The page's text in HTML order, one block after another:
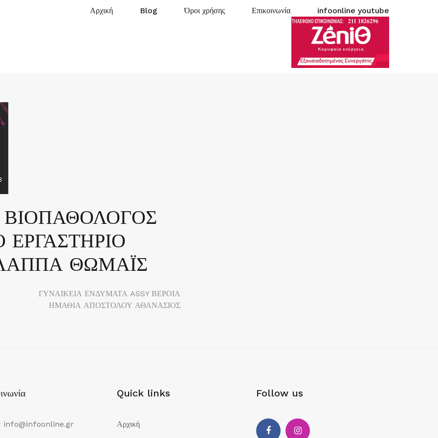
Αρχική Blog Όροι χρήσης Επικοινωνία infoonline youtube
ΕΡΓΑΣΤΗΡΙΟ
ΘΩΜΑΪΣ
ΓΥΝΑΙΚΕΙΑ ΕΝΔΥΜΑΤΑ ASSY ΒΕΡΟΙΑ
ΗΜΑΘΙΑ ΑΠΟΣΤΟΛΟΥ ΑΘΑΝΑΣΙΟΣ
info@infoonline.gr
Quick links
Αρχική
Follow us